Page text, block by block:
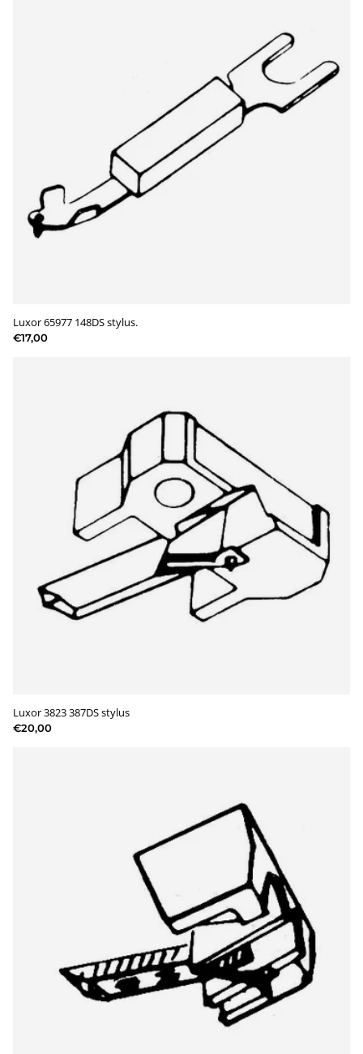
Luxor 65977 148DS stylus.
€17,00
Luxor 3823 387DS stylus
€20,00